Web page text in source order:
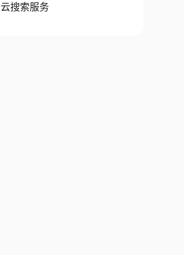
云搜索服务